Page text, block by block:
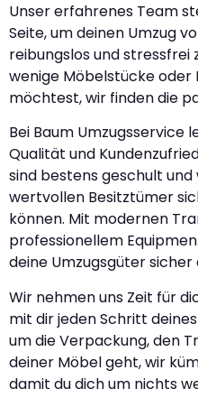
Unser erfahrenes Team
Seite, um deinen Umzug
reibungslos und stressfrei
wenige Möbelstücke
möchtest, wir finden die
Bei Baum Umzugsservice
Qualität und
sind bestens geschult und
wertvollen Besitztümer
können. Mit modernen
professionellem
deine Umzugsgüter
Wir nehmen uns Zeit für
mit dir jeden Schritt
um die Verpackung, den
deiner Möbel geht, wir
damit du dich um nichts